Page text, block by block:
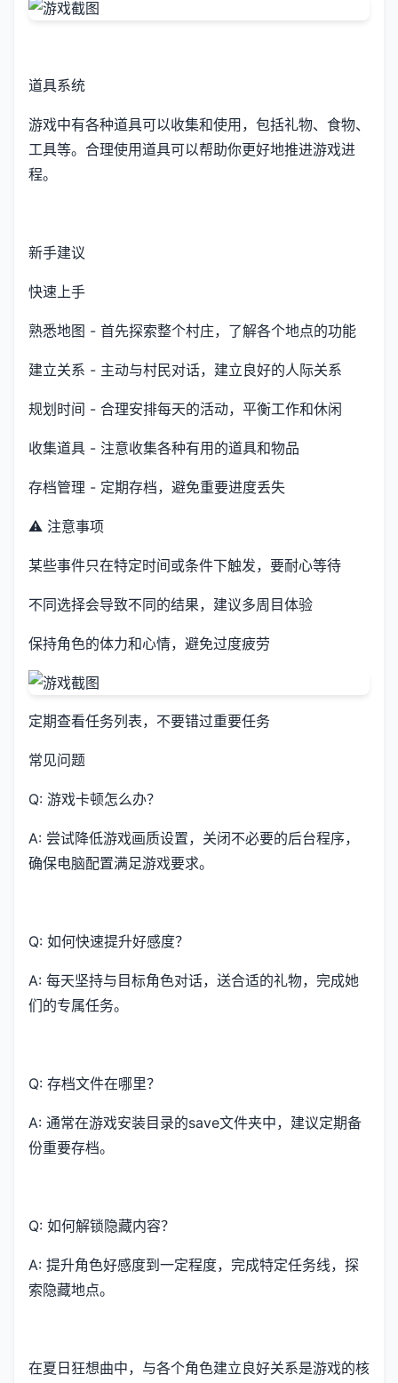
道具系统
游戏中有各种道具可以收集和使用，包括礼物、食物、
工具等。合理使用道具可以帮助你更好地推进游戏进
程。
新手建议
快速上手
熟悉地图 - 首先探索整个村庄，了解各个地点的功能
建立关系 - 主动与村民对话，建立良好的人际关系
规划时间 - 合理安排每天的活动，平衡工作和休闲
收集道具 - 注意收集各种有用的道具和物品
存档管理 - 定期存档，避免重要进度丢失
⚠️ 注意事项
某些事件只在特定时间或条件下触发，要耐心等待
不同选择会导致不同的结果，建议多周目体验
保持角色的体力和心情，避免过度疲劳
定期查看任务列表，不要错过重要任务
常见问题
Q: 游戏卡顿怎么办？
A: 尝试降低游戏画质设置，关闭不必要的后台程序，
确保电脑配置满足游戏要求。
Q: 如何快速提升好感度？
A: 每天坚持与目标角色对话，送合适的礼物，完成她
们的专属任务。
Q: 存档文件在哪里？
A: 通常在游戏安装目录的save文件夹中，建议定期备
份重要存档。
Q: 如何解锁隐藏内容？
A: 提升角色好感度到一定程度，完成特定任务线，探
索隐藏地点。
在夏日狂想曲中，与各个角色建立良好关系是游戏的核